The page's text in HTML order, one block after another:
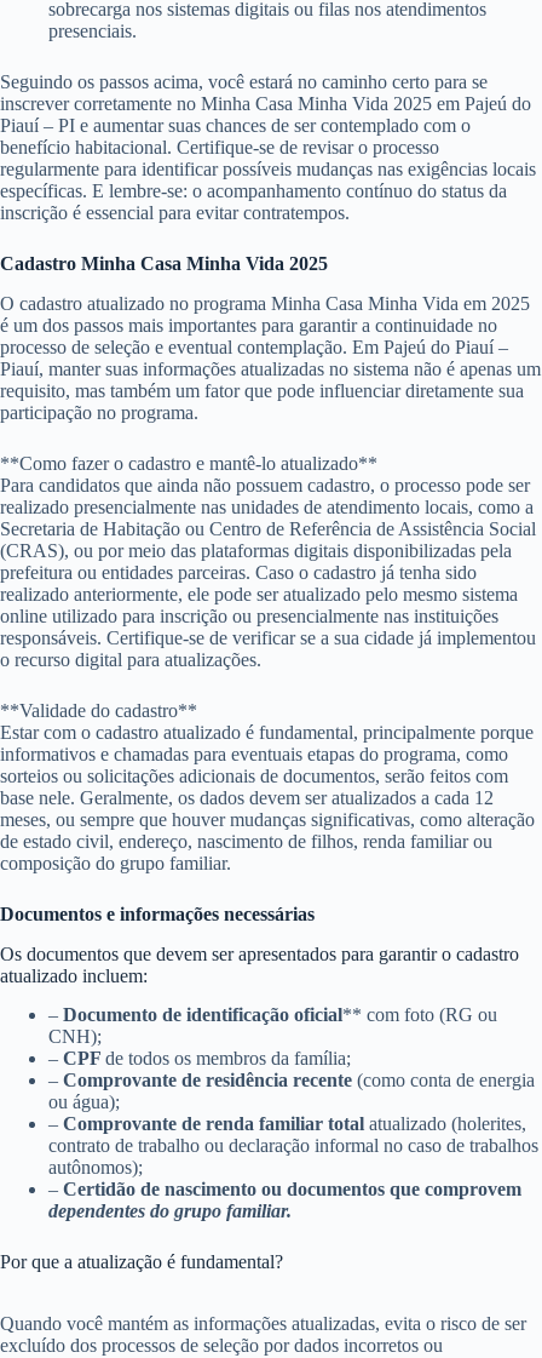
sobrecarga nos sistemas digitais ou filas nos atendimentos
presenciais.
Seguindo os passos acima, você estará no caminho certo para se
inscrever corretamente no Minha Casa Minha Vida 2025 em Pajeú do
Piauí – PI e aumentar suas chances de ser contemplado com o
benefício habitacional. Certifique-se de revisar o processo
regularmente para identificar possíveis mudanças nas exigências locais
específicas. E lembre-se: o acompanhamento contínuo do status da
inscrição é essencial para evitar contratempos.
Cadastro Minha Casa Minha Vida 2025
O cadastro atualizado no programa Minha Casa Minha Vida em 2025
é um dos passos mais importantes para garantir a continuidade no
processo de seleção e eventual contemplação. Em Pajeú do Piauí –
Piauí, manter suas informações atualizadas no sistema não é apenas um
requisito, mas também um fator que pode influenciar diretamente sua
participação no programa.
**Como fazer o cadastro e mantê-lo atualizado**
Para candidatos que ainda não possuem cadastro, o processo pode ser
realizado presencialmente nas unidades de atendimento locais, como a
Secretaria de Habitação ou Centro de Referência de Assistência Social
(CRAS), ou por meio das plataformas digitais disponibilizadas pela
prefeitura ou entidades parceiras. Caso o cadastro já tenha sido
realizado anteriormente, ele pode ser atualizado pelo mesmo sistema
online utilizado para inscrição ou presencialmente nas instituições
responsáveis. Certifique-se de verificar se a sua cidade já implementou
o recurso digital para atualizações.
**Validade do cadastro**
Estar com o cadastro atualizado é fundamental, principalmente porque
informativos e chamadas para eventuais etapas do programa, como
sorteios ou solicitações adicionais de documentos, serão feitos com
base nele. Geralmente, os dados devem ser atualizados a cada 12
meses, ou sempre que houver mudanças significativas, como alteração
de estado civil, endereço, nascimento de filhos, renda familiar ou
composição do grupo familiar.
Documentos e informações necessárias
Os documentos que devem ser apresentados para garantir o cadastro
atualizado incluem:
– Documento de identificação oficial** com foto (RG ou
CNH);
– CPF de todos os membros da família;
– Comprovante de residência recente (como conta de energia
ou água);
– Comprovante de renda familiar total atualizado (holerites,
contrato de trabalho ou declaração informal no caso de trabalhos
autônomos);
– Certidão de nascimento ou documentos que comprovem
dependentes do grupo familiar.
Por que a atualização é fundamental?
Quando você mantém as informações atualizadas, evita o risco de ser
excluído dos processos de seleção por dados incorretos ou